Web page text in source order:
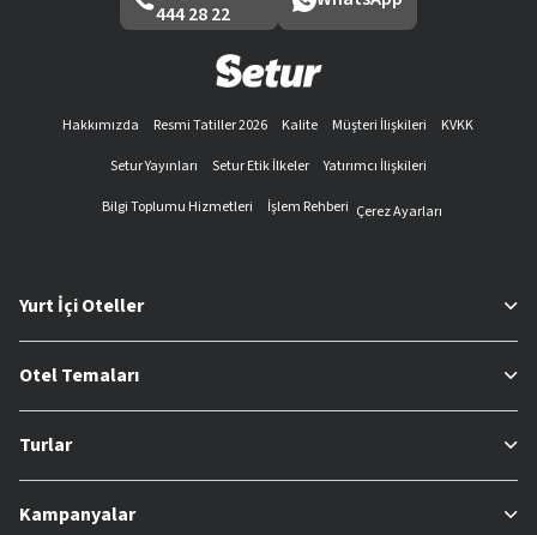
444 28 22
Hakkımızda Resmi Tatiller 2026 Kalite Müşteri İlişkileri
KVKK
Setur Yayınları
Setur Etik İlkeler
Yatırımcı İlişkileri
Bilgi Toplumu Hizmetleri
İşlem Rehberi Çerez Ayarları
Yurt İçi Oteller
Otel Temaları
Turlar
Kampanyalar